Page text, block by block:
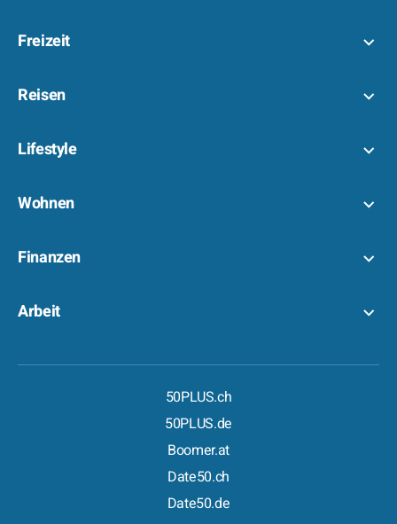
Freizeit
Reisen
Lifestyle
Wohnen
Finanzen
Arbeit
50PLUS.ch
50PLUS.de
Boomer.at
Date50.ch
Date50.de